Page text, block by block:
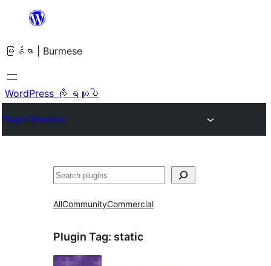
အကြောင်းအရာ
ကျော်သွား
ရန်
မြန်မာ | Burmese
WordPress ကို ရယူပါ
Plugin Directory
ရှာ
AllCommunityCommercial
Plugin Tag: static